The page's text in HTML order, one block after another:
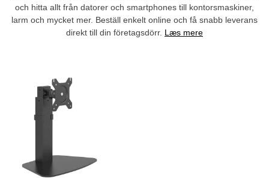
och hitta allt från datorer och smartphones till kontorsmaskiner,
larm och mycket mer. Beställ enkelt online och få snabb leverans
direkt till din företagsdörr. Læs mere